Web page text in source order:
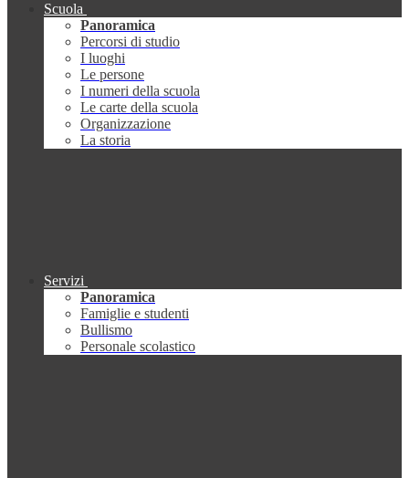
Scuola
Panoramica
Percorsi di studio
I luoghi
Le persone
I numeri della scuola
Le carte della scuola
Organizzazione
La storia
Servizi
Panoramica
Famiglie e studenti
Bullismo
Personale scolastico